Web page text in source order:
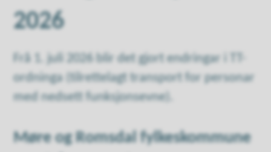
2026
Frå 1. juli 2026 blir det gjort endringar i TT-
ordninga (tilrettelagt transport for personar
med nedsett funksjonsevne).
Møre og Romsdal fylkeskommune